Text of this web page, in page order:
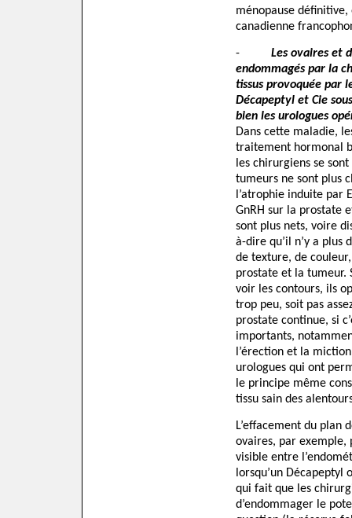
ménopause
canadienne
- Les ovaires et
endommagés par la
tissus provoquée par
Décapeptyl et Cie
bien les urologues
Dans cette maladie,
traitement hormonal
les chirurgiens se
tumeurs ne sont plus
l’atrophie induite par
GnRH sur la prostate
sont plus nets, voire
à-dire qu’il n’y a plus
de texture, de
prostate et la tumeur.
voir les contours, ils
trop peu, soit pas
prostate continue, si
importants,
l’érection et la
urologues qui ont
le principe même
tissu sain des
L’effacement du plan
ovaires, par exemple,
visible entre
lorsqu’un
qui fait que les
d’endommager le